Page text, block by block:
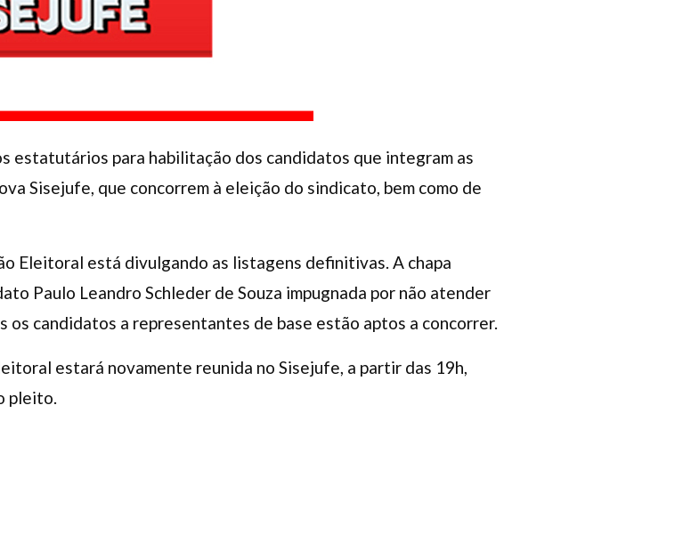
estatutários para habilitação dos candidatos que integram as
Sisejufe, que concorrem à eleição do sindicato, bem como de
Eleitoral está divulgando as listagens definitivas. A chapa
Paulo Leandro Schleder de Souza impugnada por não atender
candidatos a representantes de base estão aptos a concorrer.
estará novamente reunida no Sisejufe, a partir das 19h,
pleito.